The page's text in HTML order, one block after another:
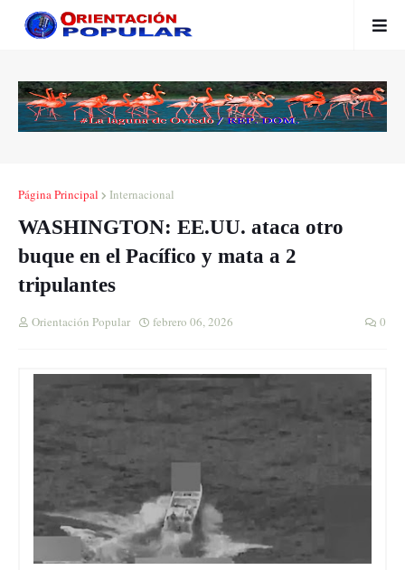
Página Principal Internacional
WASHINGTON: EE.UU. ataca otro
buque en el Pacífico y mata a 2
tripulantes
Orientación Popular febrero 06, 2026 0